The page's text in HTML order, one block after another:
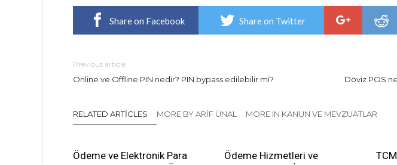
Share on Facebook Share on Twitter
Previous article
Online ve Offline PIN nedir? PIN bypass edilebilir mi? Döviz POS
RELATED ARTICLES MORE BY ARIF ÜNAL MORE IN KANUN VE MEVZUATLAR
Ödeme ve Elektronik Para
Ödeme Hizmetleri ve